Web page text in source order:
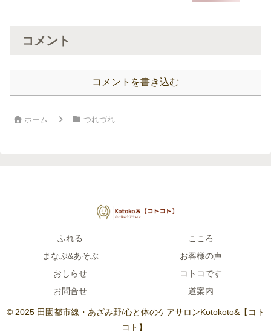
コメント
コメントを書き込む
ホーム つれづれ
ふれる
こころ
まなぶ&あそぶ
お客様の声
おしらせ
コトコです
お問合せ
道案内
© 2025 田園都市線・あざみ野/心と体のケアサロンKotokoto&【コト
コト】.